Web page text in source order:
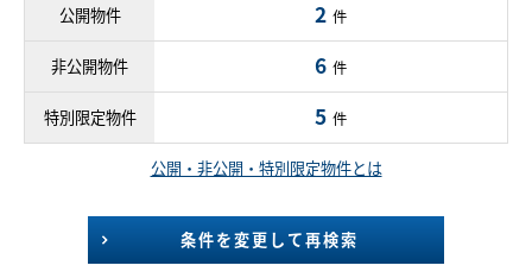
公開物件 2 件
非公開物件 6 件
特別限定物件 5 件
公開・非公開・特別限定物件とは
条件を変更して再検索